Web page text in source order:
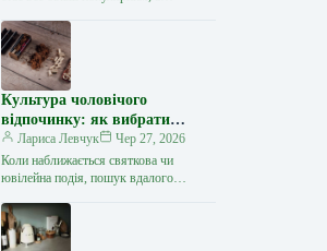
чи гідроциклом відкриває нові
горизонти…
Культура чоловічого
відпочинку: як вибрати
стильний та корисний
подарунок
Лариса Левчук
Чер 27, 2026
Коли наближається святкова чи
ювілейна подія, пошук вдалого
близької людини нерідко
перетворюється на складне завдання.
…